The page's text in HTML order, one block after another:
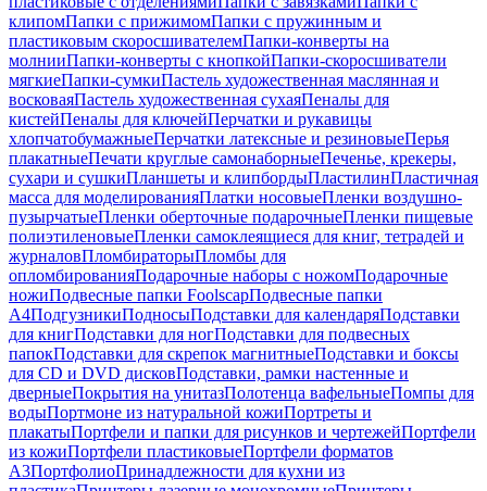
клипомПапки с прижимомПапки с пружинным и
пластиковым скоросшивателемПапки-конверты на
молнииПапки-конверты с кнопкойПапки-скоросшиватели
мягкиеПапки-сумкиПастель художественная маслянная и
восковаяПастель художественная сухаяПеналы для
кистейПеналы для ключейПерчатки и рукавицы
хлопчатобумажныеПерчатки латексные и резиновыеПерья
плакатныеПечати круглые самонаборныеПеченье, крекеры,
сухари и сушкиПланшеты и клипбордыПластилинПластичная
масса для моделированияПлатки носовыеПленки воздушно-
пузырчатыеПленки оберточные подарочныеПленки пищевые
полиэтиленовыеПленки самоклеящиеся для книг, тетрадей и
журналовПломбираторыПломбы для
опломбированияПодарочные наборы с ножомПодарочные
ножиПодвесные папки FoolscapПодвесные папки
А4ПодгузникиПодносыПодставки для календаряПодставки
для книгПодставки для ногПодставки для подвесных
папокПодставки для скрепок магнитныеПодставки и боксы
для CD и DVD дисковПодставки, рамки настенные и
дверныеПокрытия на унитазПолотенца вафельныеПомпы для
водыПортмоне из натуральной кожиПортреты и
плакатыПортфели и папки для рисунков и чертежейПортфели
из кожиПортфели пластиковыеПортфели форматов
А3ПортфолиоПринадлежности для кухни из